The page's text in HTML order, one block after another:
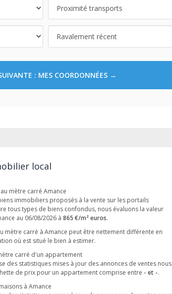
: MES COORDONNÉES →
local
mètre carré Amance
immobiliers proposés à la vente sur les portails
tous types de biens confondus, nous évaluons la valeur
au 06/08/2026 à 865 €/m² euros.
mètre carré à Amance peut être nettement différente en
où est situé le bien à estimer.
carré d'un appartement
des statistiques mises à jour des annonces de ventes nous
de prix pour un appartement comprise entre - et -.
à Amance